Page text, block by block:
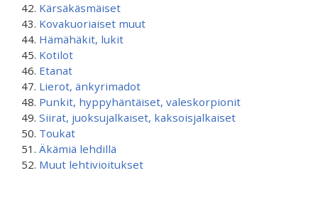
Kärsäkäsmäiset
Kovakuoriaiset muut
Hämähäkit, lukit
Kotilot
Etanat
Lierot, änkyrimadot
Punkit, hyppyhäntäiset, valeskorpionit
Siirat, juoksujalkaiset, kaksoisjalkaiset
Toukat
Äkämiä lehdillä
Muut lehtivioitukset